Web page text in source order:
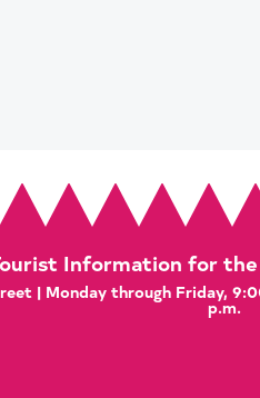
Information for
| Monday through Friday,
p.m.